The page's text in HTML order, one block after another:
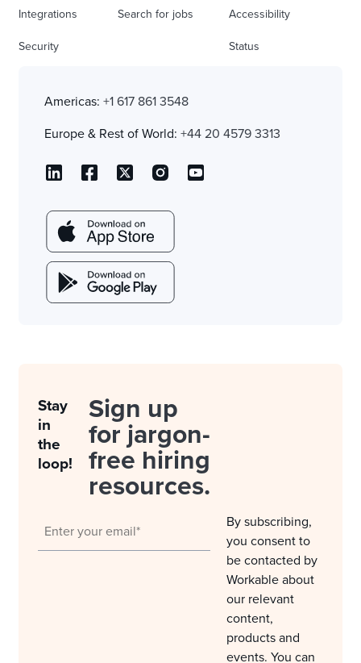
Integrations
Security
Search for jobs Accessibility
Status
Americas: +1 617 861 3548
Europe & Rest of World: +44 20 4579 3313
Stay
in
the
loop!
Sign up
for jargon-
free hiring
resources.
By subscribing,
you consent to
be contacted by
Workable about
our relevant
content,
products and
events. You can